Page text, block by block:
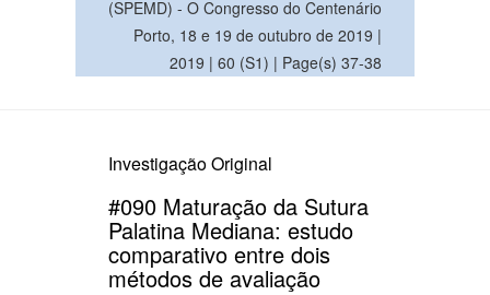
(SPEMD) - O Congresso do Centenário
Porto, 18 e 19 de outubro de 2019 |
2019 | 60 (S1) | Page(s) 37-38
Investigação Original
#090 Maturação da Sutura
Palatina Mediana: estudo
comparativo entre dois
métodos de avaliação